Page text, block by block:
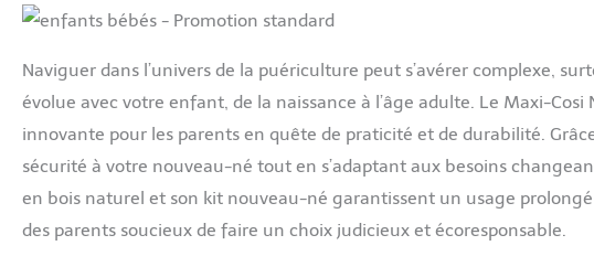
Naviguer dans l’univers de la puériculture peut s’avérer complexe,
évolue avec votre enfant, de la naissance à l’âge adulte. Le Maxi-
innovante pour les parents en quête de praticité et de durabilité.
sécurité à votre nouveau-né tout en s’adaptant aux besoins
en bois naturel et son kit nouveau-né garantissent un usage
des parents soucieux de faire un choix judicieux et écoresponsable.